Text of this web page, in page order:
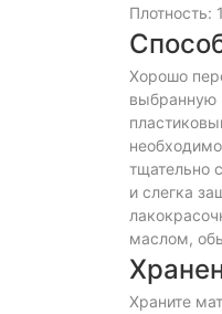
Плотность:
Хорошо
выбранную
тщательно
и слегка
маслом,
Храните